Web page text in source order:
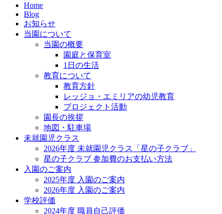
Home
Blog
お知らせ
当園について
当園の概要
園庭と保育室
1日の生活
教育について
教育方針
レッジョ・エミリアの幼児教育
プロジェクト活動
園長の挨拶
地図・駐車場
未就園児クラス
2026年度 未就園児クラス「星の子クラブ」
星の子クラブ 参加費のお支払い方法
入園のご案内
2025年度 入園のご案内
2026年度 入園のご案内
学校評価
2024年度 職員自己評価